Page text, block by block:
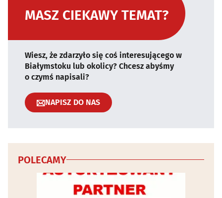
MASZ CIEKAWY TEMAT?
Wiesz, że zdarzyło się coś interesującego w
Białymstoku lub okolicy? Chcesz abyśmy
o czymś napisali?
NAPISZ DO NAS
POLECAMY